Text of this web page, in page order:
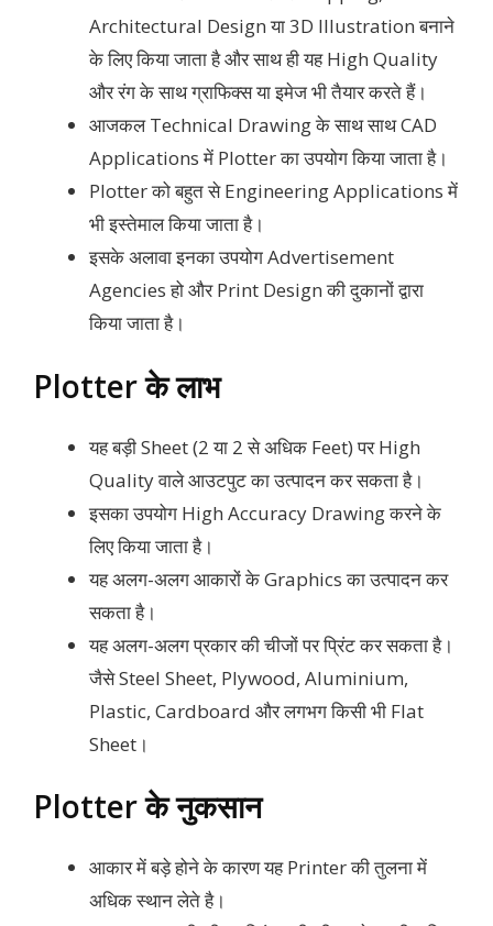
Architectural Design या 3D Illustration बनाने
के लिए किया जाता है और साथ ही यह High Quality
और रंग के साथ ग्राफिक्स या इमेज भी तैयार करते हैं।
आजकल Technical Drawing के साथ साथ CAD
Applications में Plotter का उपयोग किया जाता है।
Plotter को बहुत से Engineering Applications में
भी इस्तेमाल किया जाता है।
इसके अलावा इनका उपयोग Advertisement
Agencies हो और Print Design की दुकानों द्वारा
किया जाता है।
Plotter के लाभ
यह बड़ी Sheet (2 या 2 से अधिक Feet) पर High
Quality वाले आउटपुट का उत्पादन कर सकता है।
इसका उपयोग High Accuracy Drawing करने के
लिए किया जाता है।
यह अलग-अलग आकारों के Graphics का उत्पादन कर
सकता है।
यह अलग-अलग प्रकार की चीजों पर प्रिंट कर सकता है।
जैसे Steel Sheet, Plywood, Aluminium,
Plastic, Cardboard और लगभग किसी भी Flat
Sheet।
Plotter के नुकसान
आकार में बड़े होने के कारण यह Printer की तुलना में
अधिक स्थान लेते है।